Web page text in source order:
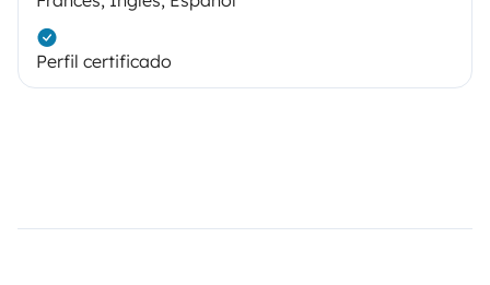
Perfil certificado